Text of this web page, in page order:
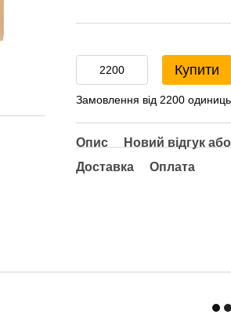
Купити
Замовлення від 2200 одиниць
Опис Новий відгук
Доставка
Оплата